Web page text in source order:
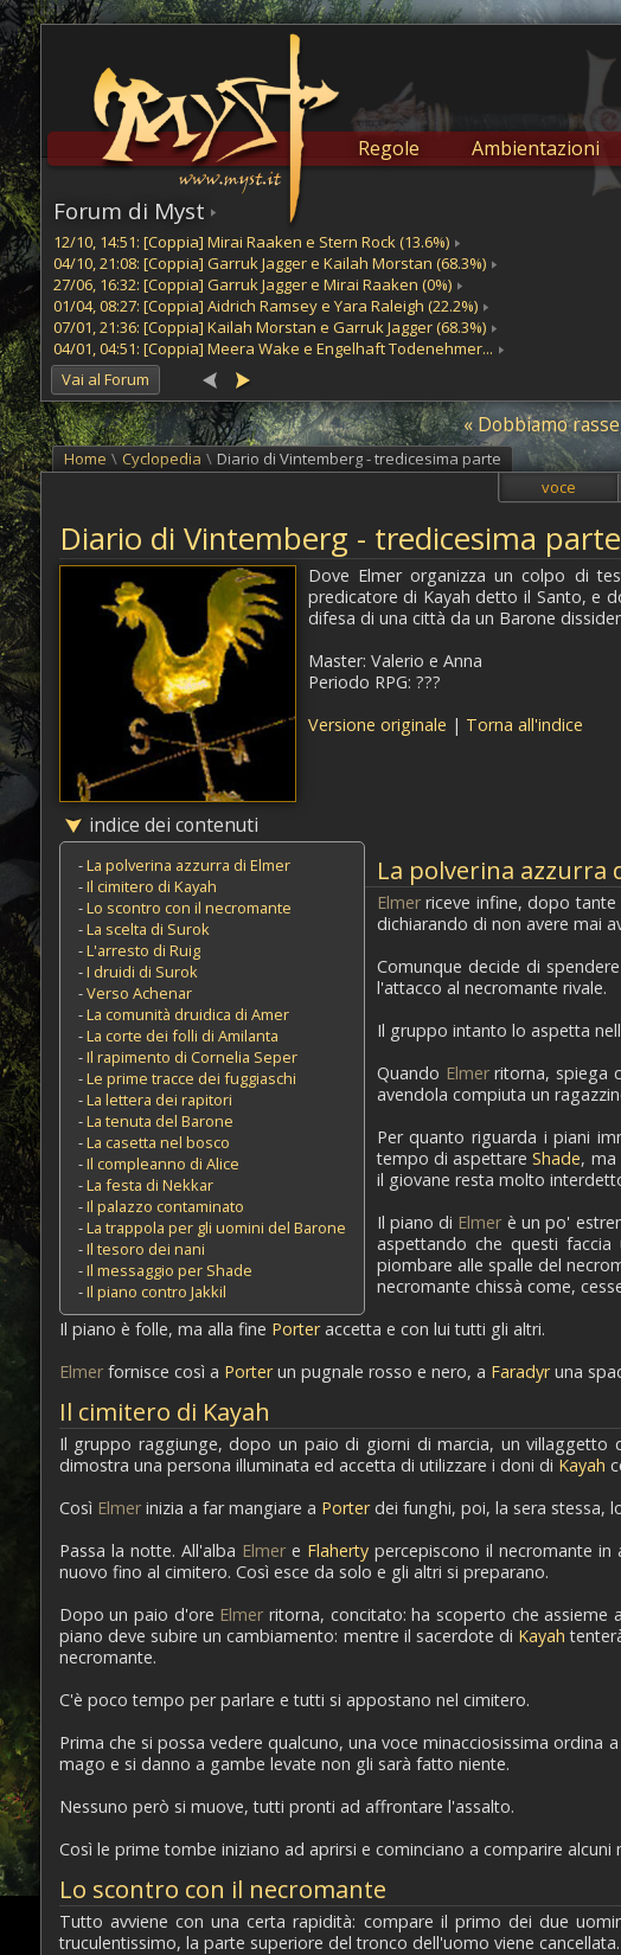
Regole Ambientazioni
Forum di Myst
12/10, 14:51: [Coppia] Mirai Raaken e Stern Rock (13.6%)
04/10, 21:08: [Coppia] Garruk Jagger e Kailah Morstan (68.3%)
27/06, 16:32: [Coppia] Garruk Jagger e Mirai Raaken (0%)
01/04, 08:27: [Coppia] Aidrich Ramsey e Yara Raleigh (22.2%)
07/01, 21:36: [Coppia] Kailah Morstan e Garruk Jagger (68.3%)
04/01, 04:51: [Coppia] Meera Wake e Engelhaft Todenehmer...
Vai al Forum
« Dobbiamo
Home \ Cyclopedia \ Diario di Vintemberg - tredicesima parte
voce
Diario di Vintemberg - tredicesima parte
Dove Elmer organizza un colpo di
predicatore di Kayah detto il Santo, e
difesa di una città da un Barone
Master: Valerio e Anna
Periodo RPG: ???
Versione originale | Torna all'indice
indice dei contenuti
-La polverina azzurra di Elmer
-Il cimitero di Kayah
-Lo scontro con il necromante
-La scelta di Surok
-L'arresto di Ruig
-I druidi di Surok
-Verso Achenar
-La comunità druidica di Amer
-La corte dei folli di Amilanta
-Il rapimento di Cornelia Seper
-Le prime tracce dei fuggiaschi
-La lettera dei rapitori
-La tenuta del Barone
-La casetta nel bosco
-Il compleanno di Alice
-La festa di Nekkar
-Il palazzo contaminato
-La trappola per gli uomini del Barone
-Il tesoro dei nani
-Il messaggio per Shade
-Il piano contro Jakkil
La polverina azzurra
Elmerriceve infine, dopo tante
dichiarando di non avere mai
Comunque decide di
l'attacco al necromante rivale.
Il gruppo intanto lo aspetta
Quando Elmerritorna, spiega
avendola compiuta un
Per quanto riguarda i piani
tempo di aspettareShade, ma
il giovane resta molto
Il piano di Elmer è un po'
aspettando che questi
piombare alle spalle del
necromante chissà come,
Il piano è folle, ma alla fine Porteraccetta e con lui tutti gli altri.
Elmerfornisce così a Porterun pugnale rosso e nero, a Faradyruna
Il cimitero di Kayah
Il gruppo raggiunge, dopo un paio di giorni di marcia, un villaggetto
dimostra una persona illuminata ed accetta di utilizzare i doni di Kayah
Così Elmerinizia a far mangiare a Porterdei funghi, poi, la sera stessa,
Passa la notte. All'alba Elmere Flahertypercepiscono il necromante in
nuovo fino al cimitero. Così esce da solo e gli altri si preparano.
Dopo un paio d'ore Elmer ritorna, concitato: ha scoperto che
piano deve subire un cambiamento: mentre il sacerdote di Kayah
necromante.
C'è poco tempo per parlare e tutti si appostano nel cimitero.
Prima che si possa vedere qualcuno, una voce minacciosissima ordina
mago e si danno a gambe levate non gli sarà fatto niente.
Nessuno però si muove, tutti pronti ad affrontare l'assalto.
Così le prime tombe iniziano ad aprirsi e cominciano a comparire
Lo scontro con il necromante
Tutto avviene con una certa rapidità: compare il primo dei due
truculentissimo, la parte superiore del tronco dell'uomo viene cancellata.